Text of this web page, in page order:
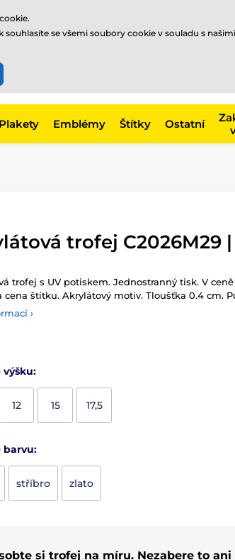
255
Plakety Emblémy Štítky Ostatní
trofej C2026M29
trofej s UV potiskem. Jednostranný tisk. V
cena štítku. Akrylátový motiv. Tloušťka 0.4 cm.
›
výšku:
12 15 17,5
barvu:
stříbro zlato
si trofej na míru. Nezabere to ani
se všemi soubory cookie v souladu s našimi